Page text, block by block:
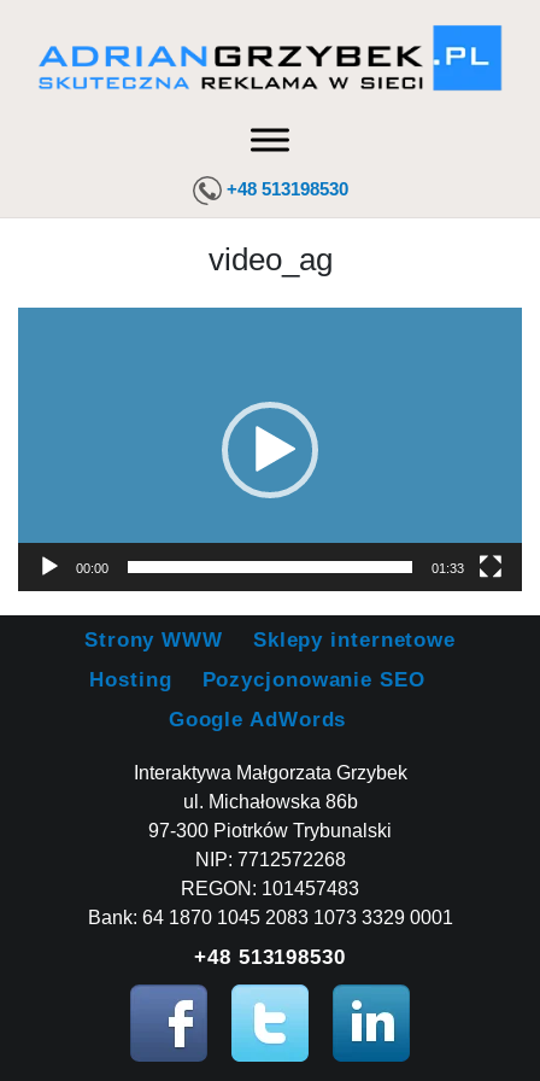
+48 513198530
video_ag
00:00 01:33
Strony WWW
Sklepy internetowe
Hosting
Pozycjonowanie SEO
Google AdWords
Interaktywa Małgorzata Grzybek
ul. Michałowska 86b
97-300 Piotrków Trybunalski
NIP: 7712572268
REGON: 101457483
Bank: 64 1870 1045 2083 1073 3329 0001
+48 513198530